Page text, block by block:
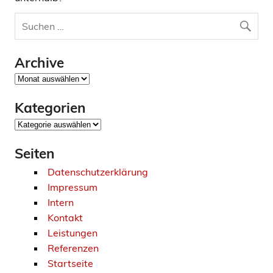
Archive
Archive
Kategorien
Kategorien
Seiten
Datenschutzerklärung
Impressum
Intern
Kontakt
Leistungen
Referenzen
Startseite